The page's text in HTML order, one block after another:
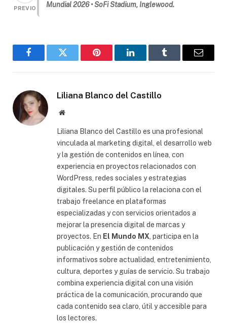
PREVIO
Mundial 2026 • SoFi Stadium, Inglewood.
FacebookGorjeo Pinterest LinkedInTumblr
Correo
Liliana Blanco del Castillo
Sitio
Liliana Blanco del Castillo es una profesional
vinculada al marketing digital, el desarrollo web
y la gestión de contenidos en línea, con
experiencia en proyectos relacionados con
WordPress, redes sociales y estrategias
digitales. Su perfil público la relaciona con el
trabajo freelance en plataformas
especializadas y con servicios orientados a
mejorar la presencia digital de marcas y
proyectos. En El Mundo MX , participa en la
publicación y gestión de contenidos
informativos sobre actualidad, entretenimiento,
cultura, deportes y guías de servicio. Su trabajo
combina experiencia digital con una visión
práctica de la comunicación, procurando que
cada contenido sea claro, útil y accesible para
los lectores.